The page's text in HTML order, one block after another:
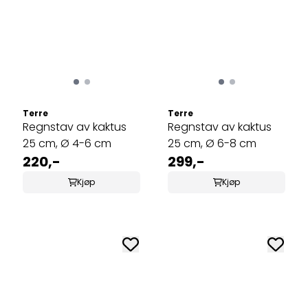
Terre
Regnstav av kaktus
25 cm, Ø 4-6 cm
220,-
Kjøp
Terre
Regnstav av kaktus
25 cm, Ø 6-8 cm
299,-
Kjøp